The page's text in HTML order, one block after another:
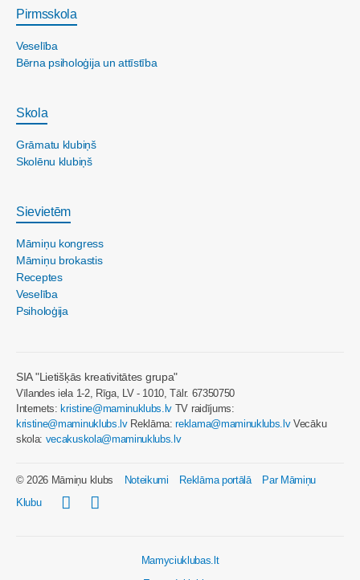
Pirmsskola
Veselība
Bērna psiholoģija un attīstība
Skola
Grāmatu klubiņš
Skolēnu klubiņš
Sievietēm
Māmiņu kongress
Māmiņu brokastis
Receptes
Veselība
Psiholoģija
SIA "Lietišķās kreativitātes grupa"
Vīlandes iela 1-2, Rīga, LV - 1010, Tālr. 67350750
Internets:kristine@maminuklubs.lv TV raidījums:
kristine@maminuklubs.lvReklāma:reklama@maminuklubs.lvVecāku
skola: vecakuskola@maminuklubs.lv
© 2026 Māmiņu klubs Noteikumi Reklāma portālā
Par Māmiņu
Klubu
Mamyciuklubas.lt